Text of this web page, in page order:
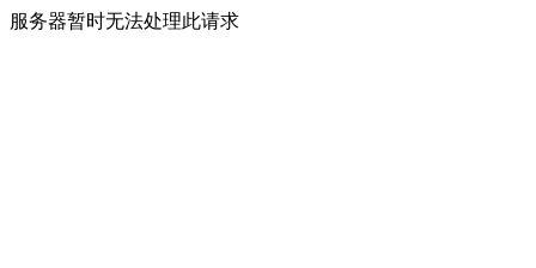
服务器暂时无法处理此请求